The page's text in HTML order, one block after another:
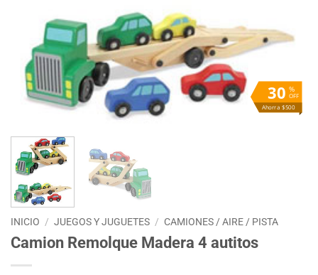
%
OFF
30
Ahorra $500
INICIO / JUEGOS Y JUGUETES / CAMIONES / AIRE / PISTA
Camion Remolque Madera 4 autitos